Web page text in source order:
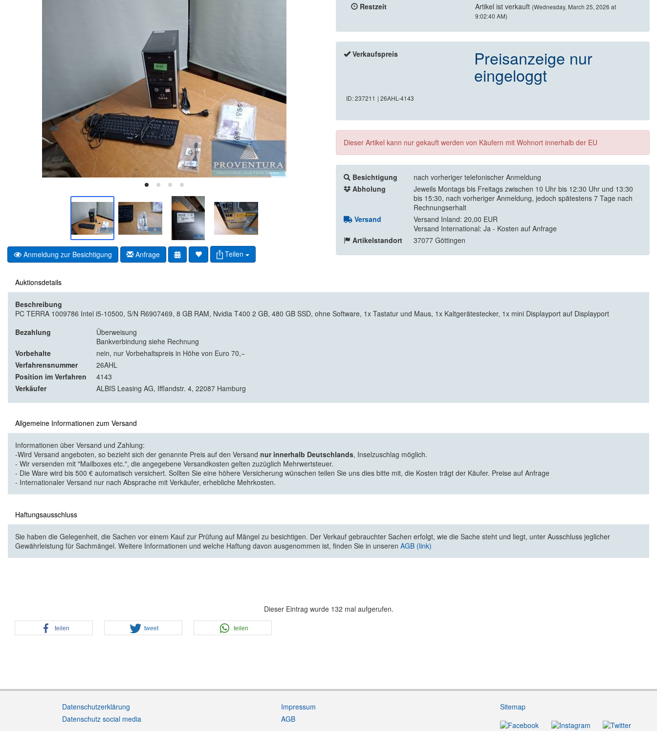
Anmeldung zur Besichtigung Anfrage Teilen
Restzeit Artikel ist verkauft (Wednesday, March 25, 2026 at
9:02:40 AM)
Verkaufspreis Preisanzeige nur
eingeloggt
ID: 237211 | 26AHL-4143
Dieser Artikel kann nur gekauft werden von Käufern mit Wohnort innerhalb der EU
Besichtigung
nach vorheriger telefonischer Anmeldung
Abholung
Jeweils Montags bis Freitags zwischen 10 Uhr bis 12:30 Uhr und 13:30
bis 15:30, nach vorheriger Anmeldung, jedoch spätestens 7 Tage nach
Rechnungserhalt
Versand
Versand Inland: 20,00 EUR
Versand International: Ja - Kosten auf Anfrage
Artikelstandort
37077 Göttingen
Auktionsdetails
Beschreibung
PC TERRA 1009786 Intel i5-10500, S/N R6907469, 8 GB RAM, Nvidia T400 2 GB, 480 GB SSD, ohne Software, 1x Tastatur und Maus, 1x Kaltgerätestecker, 1x mini Displayport auf Displayport
Bezahlung
Überweisung
Bankverbindung siehe Rechnung
Vorbehalte
nein, nur Vorbehaltspreis in Höhe von Euro 70,−
Verfahrensnummer
26AHL
Position im Verfahren
4143
Verkäufer
ALBIS Leasing AG, Ifflandstr. 4, 22087 Hamburg
Allgemeine Informationen zum Versand
Informationen über Versand und Zahlung:
-Wird Versand angeboten, so bezieht sich der genannte Preis auf den Versand nur innerhalb Deutschlands, Inselzuschlag möglich.
- Wir versenden mit "Mailboxes etc.", die angegebene Versandkosten gelten zuzüglich Mehrwertsteuer.
- Die Ware wird bis 500 € automatisch versichert. Sollten Sie eine höhere Versicherung wünschen teilen Sie uns dies bitte mit, die Kosten trägt der Käufer. Preise auf Anfrage
- Internationaler Versand nur nach Absprache mit Verkäufer, erhebliche Mehrkosten.
Haftungsausschluss
Sie haben die Gelegenheit, die Sachen vor einem Kauf zur Prüfung auf Mängel zu besichtigen. Der Verkauf gebrauchter Sachen erfolgt, wie die Sache steht und liegt, unter Ausschluss jeglicher
Gewährleistung für Sachmängel. Weitere Informationen und welche Haftung davon ausgenommen ist, finden Sie in unseren AGB (link)
Dieser Eintrag wurde 132 mal aufgerufen.
teilen tweet teilen
Datenschutzerklärung
Datenschutz social media
Impressum
AGB
Sitemap